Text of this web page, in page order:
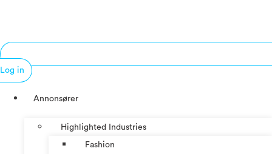
Log in
Annonsører
Highlighted Industries
Fashion